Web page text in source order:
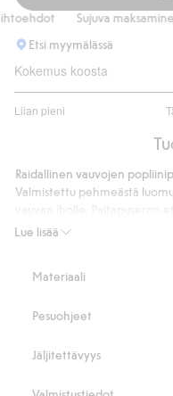
Sujuva maksaminen
Etsi myymälässä
Kokemus koosta
Liian pieni
/
ääneen
Lue lisää
Raidallinen vauvojen
Valmistettu pehmeästä
kankaasta valmistetut pienet
Raidallinen.
Painonappikiinnitys.
Tuotenumero:860213
Materiaali
Pesuohjeet
Jäljitettävyys